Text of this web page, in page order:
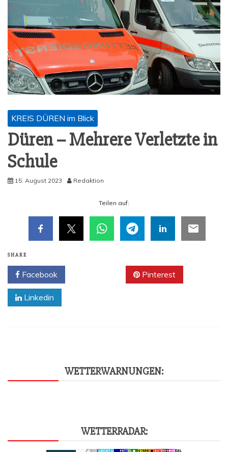
KREIS DÜREN im Blick
Düren – Meh­re­re Ver­letz­te in
Schule
15. August 2023 Redaktion
Tei­len auf:
SHARE
Facebook Pinterest
Linkedin
WET­TER­WAR­NUN­GEN:
WET­TER­RA­DAR: